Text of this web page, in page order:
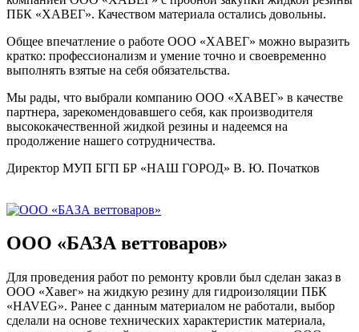
ПБК «ХАВЕГ». Качеством материала остались довольны.
Общее впечатление о работе ООО «ХАВЕГ» можно выразить
кратко: профессионализм и умение точно и своевременно
выполнять взятые на себя обязательства.
Мы рады, что выбрали компанию ООО «ХАВЕГ» в качестве
партнера, зарекомендовавшего себя, как производителя
высококачественной жидкой резины и надеемся на
продолжение нашего сотрудничества.
Директор МУП БГП БР «НАШ ГОРОД» В. Ю. Початков
ООО «БАЗА веттоваров»
Для проведения работ по ремонту кровли был сделан заказ в
ООО «Хавег» на жидкую резину для гидроизоляции ПБК
«HAVEG». Ранее с данным материалом не работали, выбор
сделали на основе технических характеристик материала,